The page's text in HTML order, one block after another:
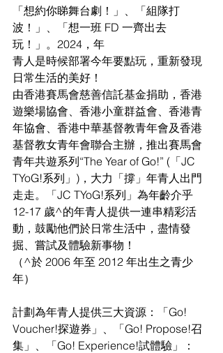
「想約你睇舞台劇！」、「組隊打
波！」、「想一班 FD 一齊出去
玩！」。2024，年
青人是時候部署今年要點玩，重新發現
日常生活的美好！
由香港賽馬會慈善信託基金捐助，香港
遊樂場協會、香港小童群益會、香港青
年協會、香港中華基督教青年會及香港
基督教女青年會聯合主辦，推出賽馬會
青年共遊系列“The Year of Go!” (「JC
TYoG!系列」)，大力「撐」年青人出門
走走。「JC TYoG!系列」為年齡介乎
12-17 歲^的年青人提供一連串精彩活
動，鼓勵他們於日常生活中，盡情發
掘、嘗試及體驗新事物！
（^於 2006 年至 2012 年出生之青少
年）
計劃為年青人提供三大資源：「Go!
Voucher!探遊券」、「Go! Propose!召
集」、「Go! Experience!試體驗」：